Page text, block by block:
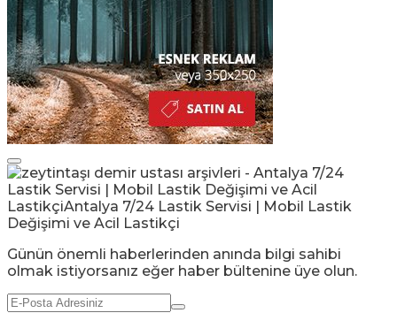
Günün önemli haberlerinden anında bilgi sahibi
olmak istiyorsanız eğer haber bültenine üye olun.